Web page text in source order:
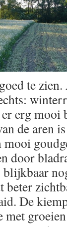
te
erg mooi
de aren
door
beter
De
met